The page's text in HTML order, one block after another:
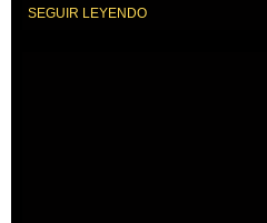
SEGUIR LEYENDO